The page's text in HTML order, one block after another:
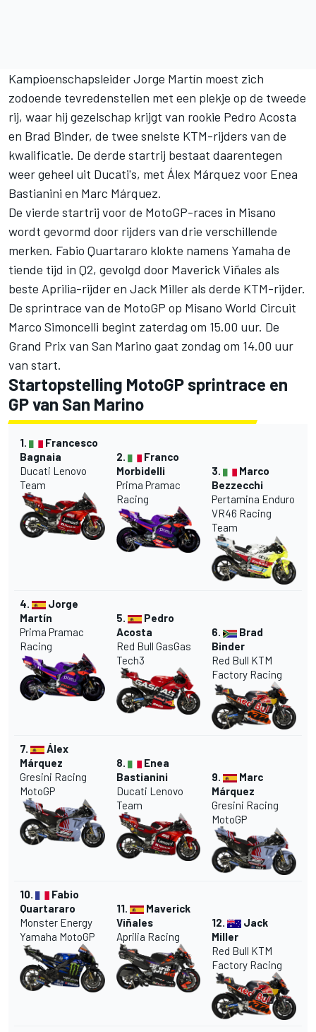
KampioenschapsleiderJorge Martín moest zich
zodoende tevredenstellen met een plekje op de tweede
rij, waar hij gezelschap krijgt van rookie Pedro Acosta
en Brad Binder, de twee snelste KTM-rijders van de
kwalificatie. De derde startrij bestaat daarentegen
weer geheel uit Ducati's, met Álex Márquez voor Enea
Bastianini en Marc Márquez.
De vierde startrij voor de MotoGP-races in Misano
wordt gevormd door rijders van drie verschillende
merken. Fabio Quartararo klokte namens Yamaha de
tiende tijd in Q2, gevolgd door Maverick Viñales als
beste Aprilia-rijder en Jack Millerals derde KTM-rijder.
De sprintrace van de MotoGP op Misano World Circuit
Marco Simoncelli begint zaterdag om 15.00 uur. De
Grand Prix van San Marino gaat zondag om 14.00 uur
van start.
Startopstelling MotoGP sprintrace en
GP van San Marino
1.
Francesco
Bagnaia
Ducati Lenovo
Team
2.
Franco
Morbidelli
Prima Pramac
Racing
3.
Marco
Bezzecchi
Pertamina Enduro
VR46 Racing
Team
4.
Jorge
Martín
Prima Pramac
Racing
5.
Pedro
Acosta
Red Bull GasGas
Tech3
6.
Brad
Binder
Red Bull KTM
Factory Racing
7.
Álex
Márquez
Gresini Racing
MotoGP
8.
Enea
Bastianini
Ducati Lenovo
Team
9.
Marc
Márquez
Gresini Racing
MotoGP
10.
Fabio
Quartararo
Monster Energy
Yamaha MotoGP
11.
Maverick
Viñales
Aprilia Racing
12.
Jack
Miller
Red Bull KTM
Factory Racing